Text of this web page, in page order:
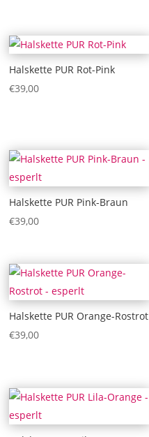
Halskette PUR Rot-Pink
€39,00
Halskette PUR Pink-Braun
€39,00
Halskette PUR Orange-Rostrot
€39,00